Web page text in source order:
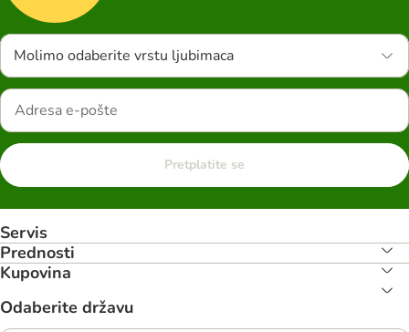
Molimo odaberite vrstu ljubimaca
Pretplatite se
Servis
Prednosti
Kupovina
Odaberite državu